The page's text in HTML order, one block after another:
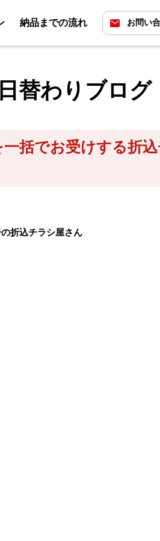
納品までの流れ お問い
替わりブログ
括でお受けする折
折込チラシ屋さん